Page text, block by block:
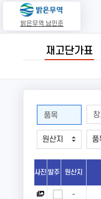
밝은무역 남민준
재고단가표
사진 발주 원산지
-